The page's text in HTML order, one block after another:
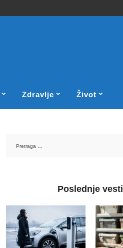
Zdravlje Život
Poslednje vesti